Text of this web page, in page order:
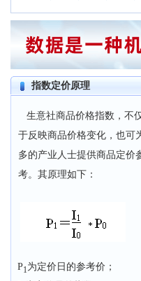
指数定价原理
生意社商品价格指数，不
于反映商品价格变化，也可
多的产业人士提供商品定价
考。其原理如下：
P1为定价日的参考价；